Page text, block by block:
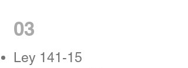
03
Ley 141-15